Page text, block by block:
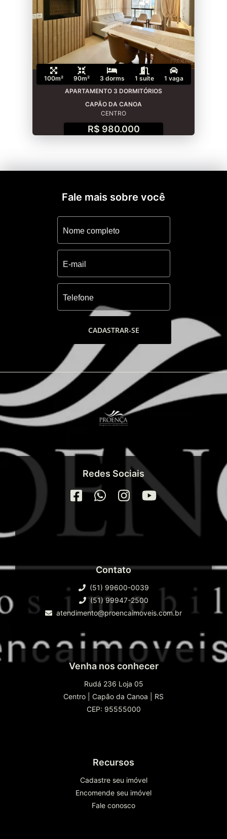
100m² 90m² 3 dorms 1 suíte
1 vaga
APARTAMENTO 3 DORMITÓRIOS
CAPÃO DA CANOA
CENTRO
R$ 980.000
Fale mais sobre você
CADASTRAR-SE
Redes Sociais
Contato
(51) 99600-0039
(51) 99947-2500
atendimento@proencaimoveis.com.br
Venha nos conhecer
Rudá 236 Loja 05
Centro
Capão da Canoa
RS
CEP: 95555000
Recursos
Cadastre seu imóvel
Encomende seu imóvel
Fale conosco